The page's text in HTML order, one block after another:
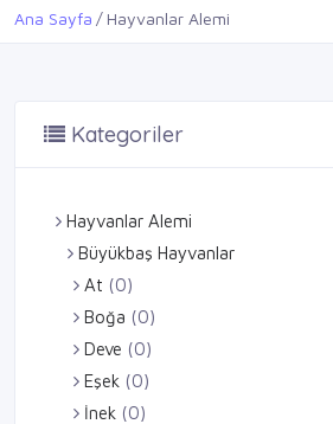
Ana Sayfa Hayvanlar Alemi
Kategoriler
Hayvanlar Alemi
Büyükbaş Hayvanlar
At (0)
Boğa (0)
Deve (0)
Eşek (0)
İnek (0)